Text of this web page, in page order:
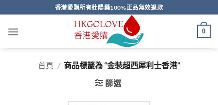
to
content
香港愛購所有壯陽藥100%正品無效退款
0
首頁 / 商品標籤為 “金裝超西犀利士香港”
篩選